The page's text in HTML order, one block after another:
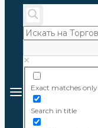
Exact matches only
Search in title